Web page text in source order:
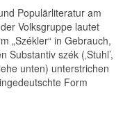
Populärliteratur am
Volksgruppe lautet
„Székler“ in Gebrauch,
szék (‚Stuhl’,
unten) unterstrichen
Form